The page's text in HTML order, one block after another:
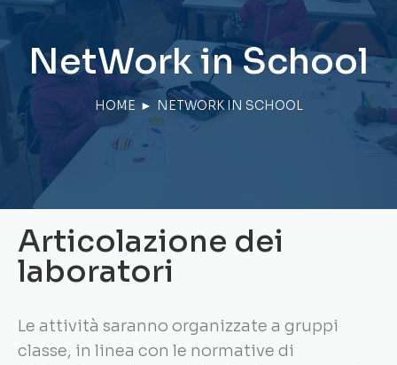
NetWork in School
HOME ► NETWORK IN SCHOOL
Articolazione dei
laboratori
Le attività saranno organizzate a gruppi
classe, in linea con le normative di